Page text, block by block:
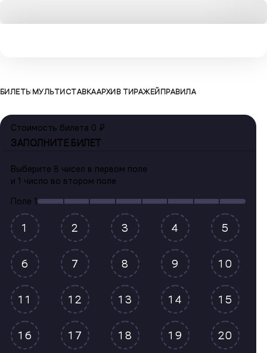
БИЛЕТЫ МУЛЬТИСТАВКААРХИВ ТИРАЖЕЙ ПРАВИЛА
Стоимость билета 0 ₽
ЗАПОЛНИТЕ БИЛЕТ
Выберите 8 чисел в первом поле
и 1 число во втором поле
Поле 1
1 2 3 4 5
6 7 8 9 10
11 12 13 14 15
16 17 18 19 20